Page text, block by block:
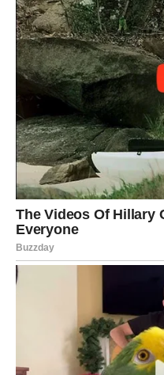
ZAVRŠENA
Škorpije očekuje veoma
mogao bi napraviti prvi
postoji nešto što nije
Mnogi pripadnici ovog
emocija koje će se vratiti.
Poruka srca
Ne dozvolite ponosu da
STRIJELAC
Neočekivani
Moguće je da ćete